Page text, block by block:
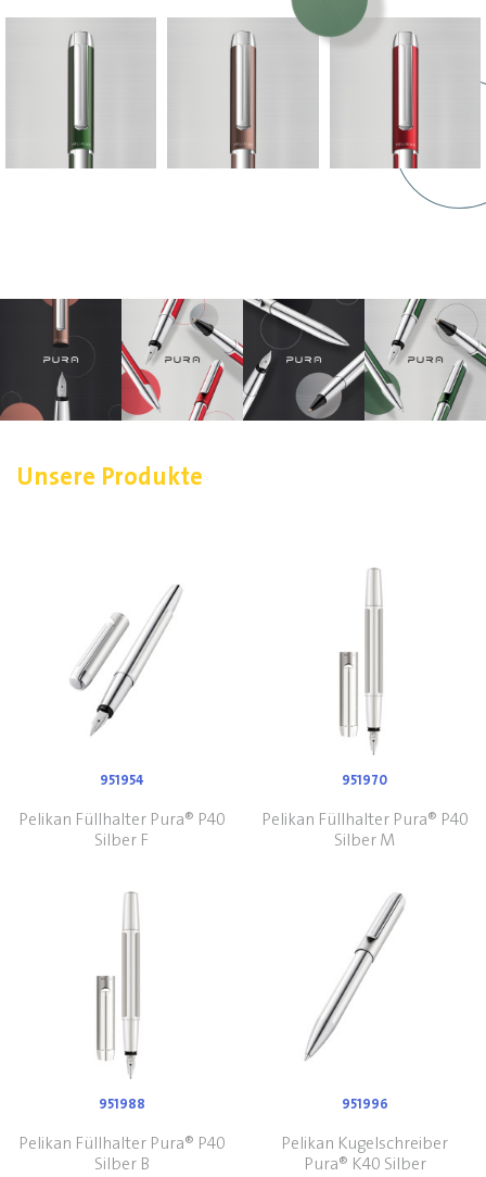
Unsere Produkte
951954
Pelikan Füllhalter Pura® P40
Silber F
951970
Pelikan Füllhalter Pura® P40
Silber M
951988
Pelikan Füllhalter Pura® P40
Silber B
951996
Pelikan Kugelschreiber
Pura® K40 Silber